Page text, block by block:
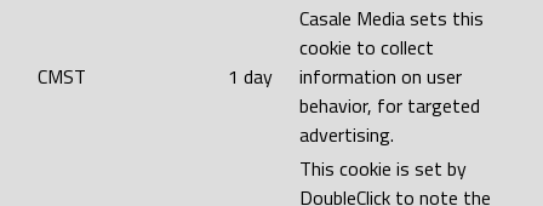
CMST 1 day
Casale Media sets this
cookie to collect
information on user
behavior, for targeted
advertising.
This cookie is set by
DoubleClick to note the